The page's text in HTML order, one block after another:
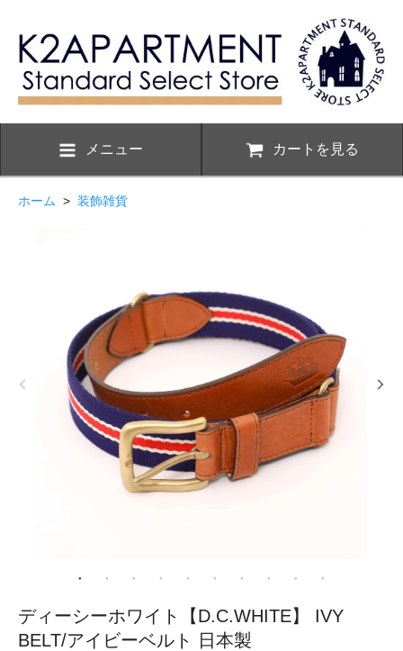
メニュー カートを見る
ホーム > 装飾雑貨
ディーシーホワイト【D.C.WHITE】 IVY
BELT/アイビーベルト 日本製